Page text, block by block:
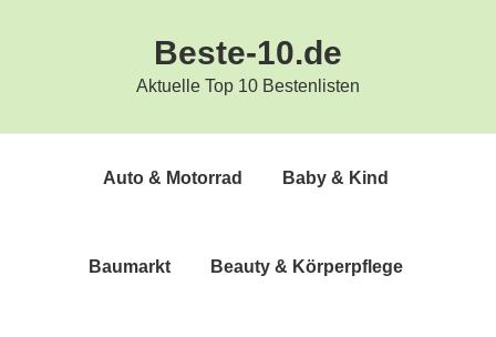
Beste-10.de
Aktuelle Top 10 Bestenlisten
Auto & Motorrad Baby & Kind
Bau­markt Beau­ty & Körperpflege